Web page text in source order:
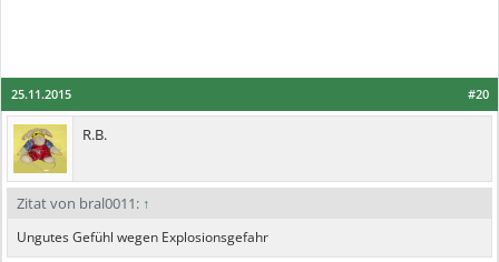
#20
25.11.2015
R.B.
Zitat von bral0011: ↑
Ungutes Gefühl wegen Explosionsgefahr